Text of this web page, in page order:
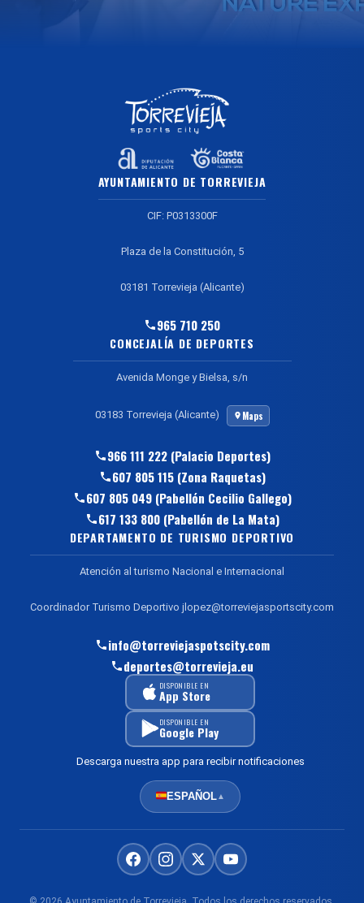
AYUNTAMIENTO DE TORREVIEJA
CIF: P0313300F
Plaza de la Constitución, 5
03181 Torrevieja (Alicante)
965 710 250
CONCEJALÍA DE DEPORTES
Avenida Monge y Bielsa, s/n
03183 Torrevieja (Alicante) Maps
966 111 222 (Palacio Deportes)
607 805 115 (Zona Raquetas)
607 805 049 (Pabellón Cecilio Gallego)
617 133 800 (Pabellón de La Mata)
DEPARTAMENTO DE TURISMO DEPORTIVO
Atención al turismo Nacional e Internacional
Coordinador Turismo Deportivo jlopez@torreviejasportscity.com
info@torreviejaspotscity.com
deportes@torrevieja.eu
DISPONIBLE EN
App Store
DISPONIBLE EN
Google Play
Descarga nuestra app para recibir notificaciones
ESPAÑOL▲